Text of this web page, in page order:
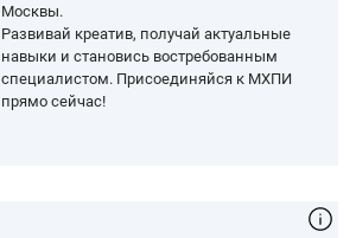
Москвы.
Развивай креатив, получай актуальные
навыки и становись востребованным
специалистом. Присоединяйся к МХПИ
прямо сейчас!